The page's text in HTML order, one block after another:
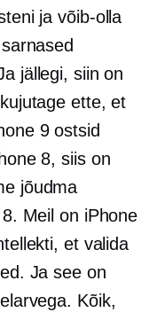
ja võib-olla
jällegi, siin on
ette, et
9 ostsid
8, siis on
jõudma
Meil on iPhone
et valida
Ja see on
Kõik,